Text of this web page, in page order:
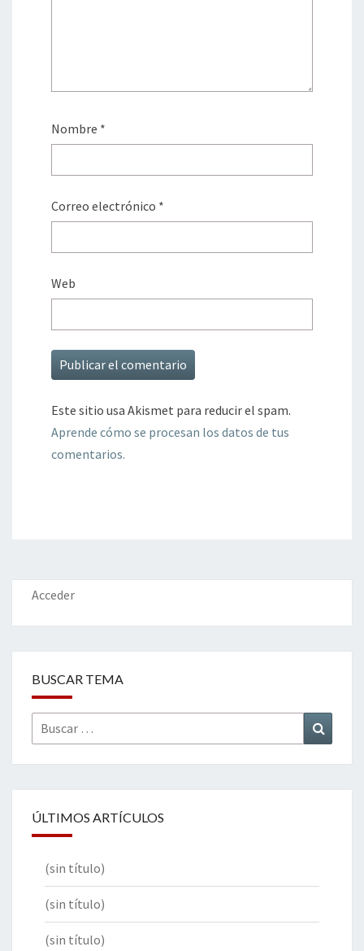
Nombre *
Correo electrónico *
Web
Este sitio usa Akismet para reducir el spam.
Aprende cómo se procesan los datos de tus
comentarios.
Acceder
BUSCAR TEMA
Buscar
por:
ÚLTIMOS ARTÍCULOS
(sin título)
(sin título)
(sin título)